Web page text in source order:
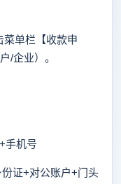
单栏【收款申
/企业）。
机号
证+对公账户+门头